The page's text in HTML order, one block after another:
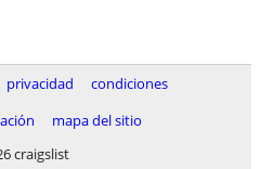
privacidad
condiciones
mapa del sitio
craigslist